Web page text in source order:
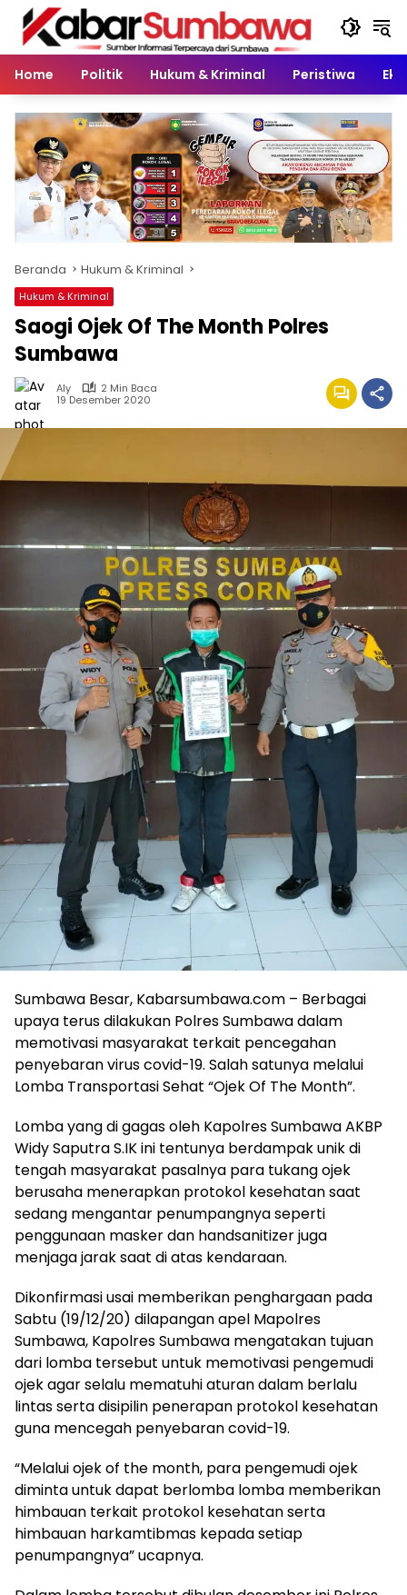
Langsung
konten
Home
Politik Hukum & Kriminal Peristiwa
Beranda Hukum & Kriminal
Hukum & Kriminal
Saogi Ojek Of The Month Polres
Sumbawa
Aly
2 Min Baca
19 Desember 2020
Sumbawa Besar, Kabarsumbawa.com – Berbagai
upaya terus dilakukan Polres Sumbawa dalam
memotivasi masyarakat terkait pencegahan
penyebaran virus covid-19. Salah satunya melalui
Lomba Transportasi Sehat “Ojek Of The Month”.
Lomba yang di gagas oleh Kapolres Sumbawa AKBP
Widy Saputra S.IK ini tentunya berdampak unik di
tengah masyarakat pasalnya para tukang ojek
berusaha menerapkan protokol kesehatan saat
sedang mengantar penumpangnya seperti
penggunaan masker dan handsanitizer juga
menjaga jarak saat di atas kendaraan.
Dikonfirmasi usai memberikan penghargaan pada
Sabtu (19/12/20) dilapangan apel Mapolres
Sumbawa, Kapolres Sumbawa mengatakan tujuan
dari lomba tersebut untuk memotivasi pengemudi
ojek agar selalu mematuhi aturan dalam berlalu
lintas serta disipilin penerapan protokol kesehatan
guna mencegah penyebaran covid-19.
“Melalui ojek of the month, para pengemudi ojek
diminta untuk dapat berlomba lomba memberikan
himbauan terkait protokol kesehatan serta
himbauan harkamtibmas kepada setiap
penumpangnya” ucapnya.